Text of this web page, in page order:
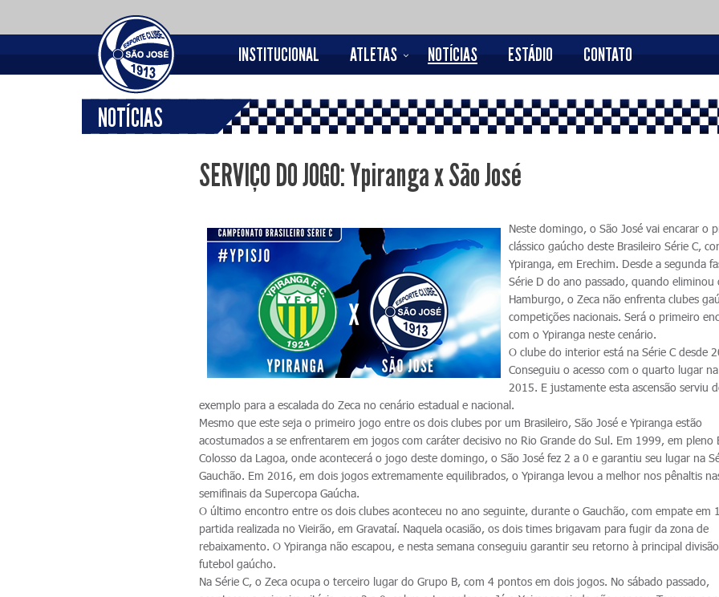
INSTITUCIONAL ATLETAS NOTÍCIAS ESTÁDIO CONTATO
NOTÍCIAS
SERVIÇO DO JOGO: Ypiranga x São José
Neste domingo, o São José vai encarar o
clássico gaúcho deste Brasileiro Série C,
Ypiranga, em Erechim. Desde a segunda
Série D do ano passado, quando eliminou
Hamburgo, o Zeca não enfrenta clubes
competições nacionais. Será o primeiro
com o Ypiranga neste cenário.
O clube do interior está na Série C desde
Conseguiu o acesso com o quarto lugar
2015. E justamente esta ascensão serviu
exemplo para a escalada do Zeca no cenário estadual e nacional.
Mesmo que este seja o primeiro jogo entre os dois clubes por um Brasileiro, São José e Ypiranga estão
acostumados a se enfrentarem em jogos com caráter decisivo no Rio Grande do Sul. Em 1999, em pleno
Colosso da Lagoa, onde acontecerá o jogo deste domingo, o São José fez 2 a 0 e garantiu seu lugar na
Gauchão. Em 2016, em dois jogos extremamente equilibrados, o Ypiranga levou a melhor nos pênaltis
semifinais da Supercopa Gaúcha.
O último encontro entre os dois clubes aconteceu no ano seguinte, durante o Gauchão, com empate em
partida realizada no Vieirão, em Gravataí. Naquela ocasião, os dois times brigavam para fugir da zona de
rebaixamento. O Ypiranga não escapou, e nesta semana conseguiu garantir seu retorno à principal
futebol gaúcho.
Na Série C, o Zeca ocupa o terceiro lugar do Grupo B, com 4 pontos em dois jogos. No sábado passado,